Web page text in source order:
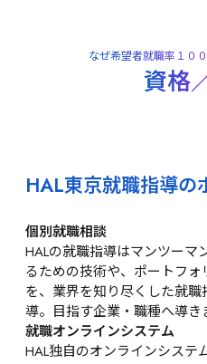
なぜ希望者就職率１０
資格
HAL東京就職指導の
個別就職相談
HALの就職指導はマンツーマ
るための技術や、ポートフ
を、業界を知り尽くした就
導。目指す企業・職種へ導き
就職オンラインシステム
HAL独自のオンラインシス